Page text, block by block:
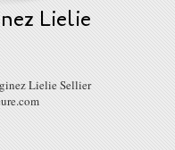
Lielie
Lielie Sellier